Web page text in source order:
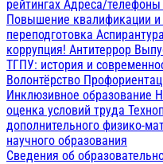
рейтингах Адреса/телефоны
Повышение квалификации и
переподготовка
коррупция! Антитеррор
ТГПУ: история и
Волонтёрство
Инклюзивное образование
оценка условий труда
дополнительного физико-
научного образования
Сведения об